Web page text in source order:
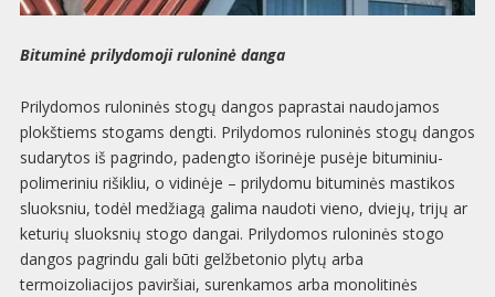
Bituminė prilydomoji ruloninė danga
Prilydomos ruloninės stogų dangos paprastai naudojamos
plokštiems stogams dengti. Prilydomos ruloninės stogų dangos
sudarytos iš pagrindo, padengto išorinėje pusėje bituminiu-
polimeriniu rišikliu, o vidinėje – prilydomu bituminės mastikos
sluoksniu, todėl medžiagą galima naudoti vieno, dviejų, trijų ar
keturių sluoksnių stogo dangai. Prilydomos ruloninės stogo
dangos pagrindu gali būti gelžbetonio plytų arba
termoizoliacijos paviršiai, surenkamos arba monolitinės